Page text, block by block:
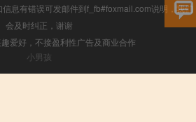
息有错误可发邮件到f_fb#foxmail.com说明，我们
会及时纠正，谢谢
爱好，不接盈利性广告及商业合作
小男孩